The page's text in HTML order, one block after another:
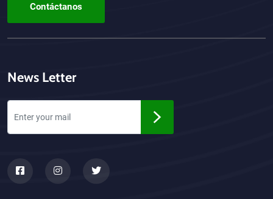
Contáctanos
News Letter